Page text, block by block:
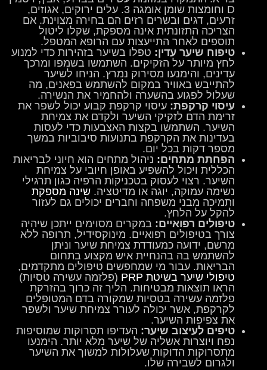
D וחומצות שומן אומגה 3. עלים ירוקים, אגוזים,
זרעים, דגים ובשרים רזים הם בחירה מצוינת. אם
הצריכה התזונתית אינה מספקת, שקלו ליטול
תוספים לאחר התייעצות עם הרופא המטפל.
טיפוח שיער עדין: טפלו בשיער בזהירות כדי למנוע
לחץ מיותר על הזקיקים. השתמשו בשמפו ומרכך
עדינים, והימנעו מסירוק נמרץ. הניחו לשיער
להתייבש באוויר במקום להשתמש בפאנים, מה
שעלול לפגוע בהשערה ולהחמיר את הנשירה.
עיסוי קרקפת: עיסוי קרקפת קבוע יכול לשפר את
זרימת הדם לזקיקי השיער ולקדם את צמיחת
השיער. השתמשו בקצות האצבעות כדי לעסות
בעדינות את הקרקפת בתנועות סיבוביות במשך
מספר דקות בכל יום.
הפחתת מתחים: ניהול מתחים הוא חיוני לבריאות
הכללית ויכול להשפיע באופן חיובי על צמיחת
השיער. רצוי לעסוק בטכניקות הרפיה כגון תרגילי
נשימה עמוקה, יוגה או מדיטציה. שינה מספקת
ותמיכה מבני משפחה וחברים יכולים גם לעזור
להקל על הלחץ.
טיפולים רפואיים: במקרים מסוימים ייתכן שיהיה
צורך בטיפולים רפואיים. מינוקסידיל, תרופה ללא
מרשם, ידועה כמעודדת צמיחת שיער וניתן
להשתמש בה בהנחיית איש מקצוע בתחום
הבריאות. עבור מי שמחפשים טיפולים מתקדמים,
טיפולי שיער בשיטת PRP
(פלזמה עשירה טסיות)
הראו תוצאות מבטיחות. הליך זה כרוך בהזרקת
פלזמה עשירה בטסיות שמקורה בדם המטופלים
לקרקפת, אשר יכולה לעורר צמיחת שיער ולשפר
את צפיפות השיער.
טיפים לעיצוב שיער: העדיפו תסרוקות שמוסיפות
נפח ויוצרות אשליה של שיער מלא יותר. הימנעו
מתסרוקות הדוקות שעלולות למשוך את השיער
ולגרום לשבירה שלו.